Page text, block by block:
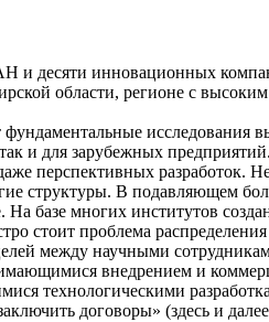
и десяти инновационных
области, регионе с
и для зарубежных
перспективных разработок.
структуры. В подавляющем
базе многих институтов
стоит проблема
между научными
внедрением и
технологическими
договоры» (здесь и